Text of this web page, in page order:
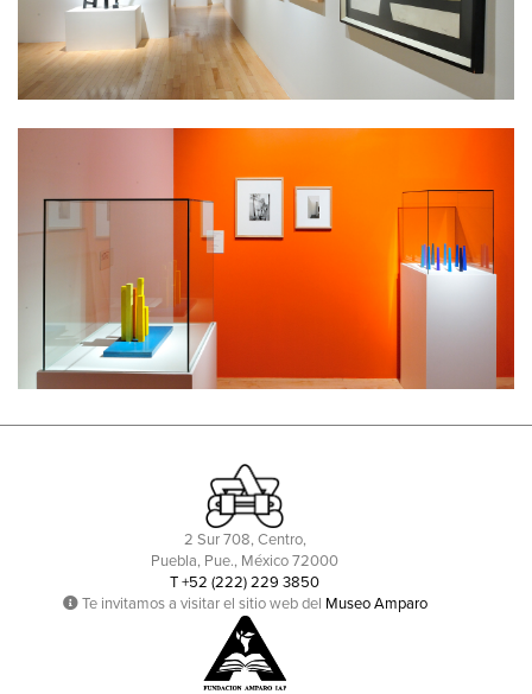
2 Sur 708, Centro,
Puebla, Pue., México 72000
T +52 (222) 229 3850
Te invitamos a visitar el sitio web del Museo Amparo